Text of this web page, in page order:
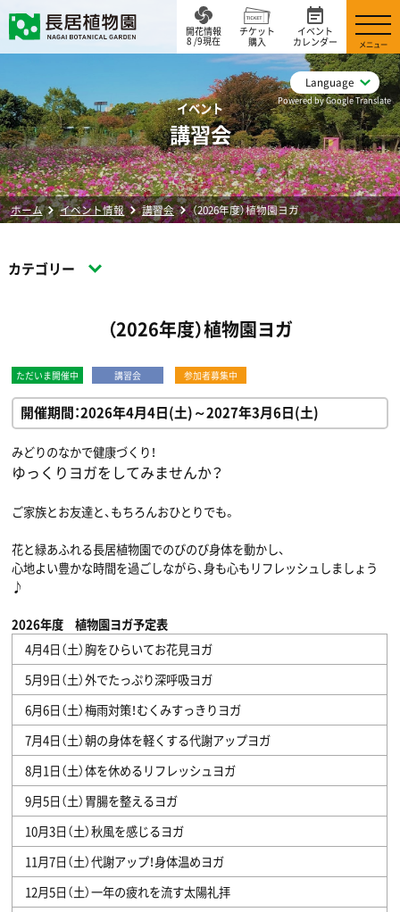
Language
Powered by Google Translate
開花情報
8 /9現在
チケット
購入
イベント
カレンダー
メニュー
イベント
講習会
ホーム イベント情報 講習会 （2026年度）植物園ヨガ
カテゴリー
（2026年度）植物園ヨガ
ただいま開催中 講習会 参加者募集中
開催期間：2026年4月4日(土)～2027年3月6日(土)
みどりのなかで健康づくり！
ゆっくりヨガをしてみませんか？
ご家族とお友達と、もちろんおひとりでも。
花と緑あふれる長居植物園でのびのび身体を動かし、
心地よい豊かな時間を過ごしながら、身も心もリフレッシュしましょう
♪
2026年度 植物園ヨガ予定表
4月4日（土）胸をひらいてお花見ヨガ
5月9日（土）外でたっぷり深呼吸ヨガ
6月6日（土）梅雨対策！むくみすっきりヨガ
7月4日（土）朝の身体を軽くする代謝アップヨガ
8月1日（土）体を休めるリフレッシュヨガ
9月5日（土）胃腸を整えるヨガ
10月3日（土）秋風を感じるヨガ
11月7日（土）代謝アップ！身体温めヨガ
12月5日（土）一年の疲れを流す太陽礼拝